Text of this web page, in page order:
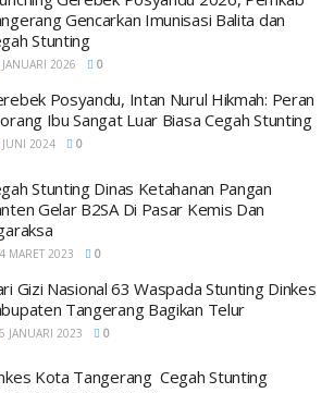
Gencarkan Imunisasi Balita dan
Stunting
2026 0
Posyandu, Intan Nurul Hikmah: Peran
Ibu Sangat Luar Biasa Cegah Stunting
2024 0
Stunting Dinas Ketahanan Pangan
Gelar B2SA Di Pasar Kemis Dan
MARET 2023 0
Gizi Nasional 63 Waspada Stunting Dinkes
Tangerang Bagikan Telur
JANUARI 2023 0
Kota Tangerang Cegah Stunting